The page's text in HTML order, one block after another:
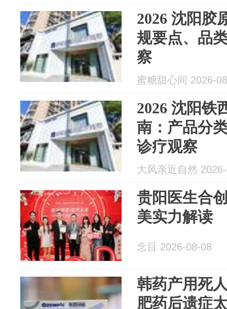
2026 沈阳胶
规要点、品
察
蜜糖甜心间 2026-
2026 沈阳铁
南：产品分
诊疗观察
大风亲近自然
贵阳医生合
美实力解读
念目 2026-08-08
韩药产用死
肥药后遗症